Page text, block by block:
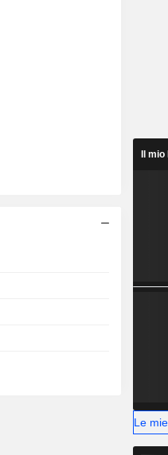
Il
Le